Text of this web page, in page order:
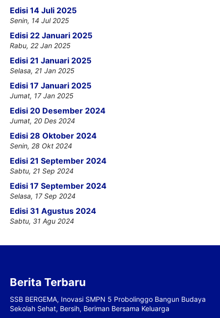
Edisi 14 Juli 2025
Senin, 14 Jul 2025
Edisi 22 Januari 2025
Rabu, 22 Jan 2025
Edisi 21 Januari 2025
Selasa, 21 Jan 2025
Edisi 17 Januari 2025
Jumat, 17 Jan 2025
Edisi 20 Desember 2024
Jumat, 20 Des 2024
Edisi 28 Oktober 2024
Senin, 28 Okt 2024
Edisi 21 September 2024
Sabtu, 21 Sep 2024
Edisi 17 September 2024
Selasa, 17 Sep 2024
Edisi 31 Agustus 2024
Sabtu, 31 Agu 2024
Berita Terbaru
SSB BERGEMA, Inovasi SMPN 5 Probolinggo Bangun Budaya
Sekolah Sehat, Bersih, Beriman Bersama Keluarga